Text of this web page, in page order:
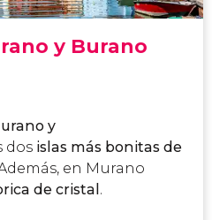
y Burano
y
dos islas más bonitas de
en Murano
de cristal .